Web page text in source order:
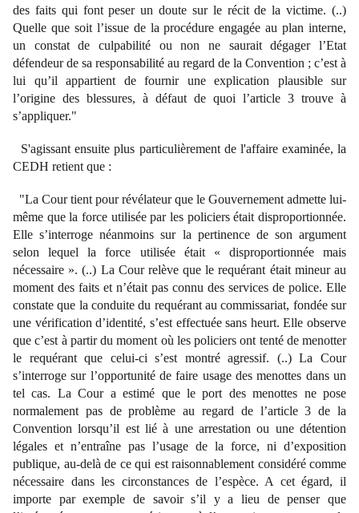
des faits qui font peser un doute sur le récit de la victime. (..)
Quelle que soit l’issue de la procédure engagée au plan interne,
un constat de culpabilité ou non ne saurait dégager l’Etat
défendeur de sa responsabilité au regard de la Convention ; c’est à
lui qu’il appartient de fournir une explication plausible sur
l’origine des blessures, à défaut de quoi l’article 3 trouve à
s’appliquer."
S'agissant ensuite plus particulièrement de l'affaire examinée, la
CEDH retient que :
"La Cour tient pour révélateur que le Gouvernement admette lui-
même que la force utilisée par les policiers était disproportionnée.
Elle s’interroge néanmoins sur la pertinence de son argument
selon lequel la force utilisée était « disproportionnée mais
nécessaire ». (..) La Cour relève que le requérant était mineur au
moment des faits et n’était pas connu des services de police. Elle
constate que la conduite du requérant au commissariat, fondée sur
une vérification d’identité, s’est effectuée sans heurt. Elle observe
que c’est à partir du moment où les policiers ont tenté de menotter
le requérant que celui-ci s’est montré agressif. (..) La Cour
s’interroge sur l’opportunité de faire usage des menottes dans un
tel cas. La Cour a estimé que le port des menottes ne pose
normalement pas de problème au regard de l’article 3 de la
Convention lorsqu’il est lié à une arrestation ou une détention
légales et n’entraîne pas l’usage de la force, ni d’exposition
publique, au-delà de ce qui est raisonnablement considéré comme
nécessaire dans les circonstances de l’espèce. A cet égard, il
importe par exemple de savoir s’il y a lieu de penser que